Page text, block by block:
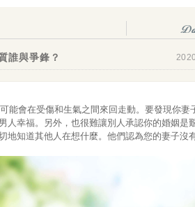
誰與爭鋒？
能會在受傷和生氣之間來回走動。要發現你妻
人幸福。另外，也很難讓別人承認你的婚姻是
地知道其他人在想什麼。他們認為您的妻子沒